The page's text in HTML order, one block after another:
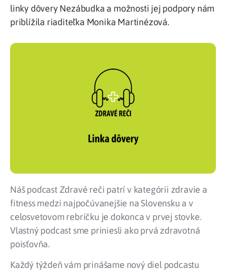
linky dôvery Nezábudka a možnosti jej podpory nám
priblížila riaditeľka Monika Martinézová.
Náš podcast Zdravé reči patrí v kategórii zdravie a
fitness medzi najpočúvanejšie na Slovensku a v
celosvetovom rebríčku je dokonca v prvej stovke.
Vlastný podcast sme priniesli ako prvá zdravotná
poisťovňa.
Každý týždeň vám prinášame nový diel podcastu